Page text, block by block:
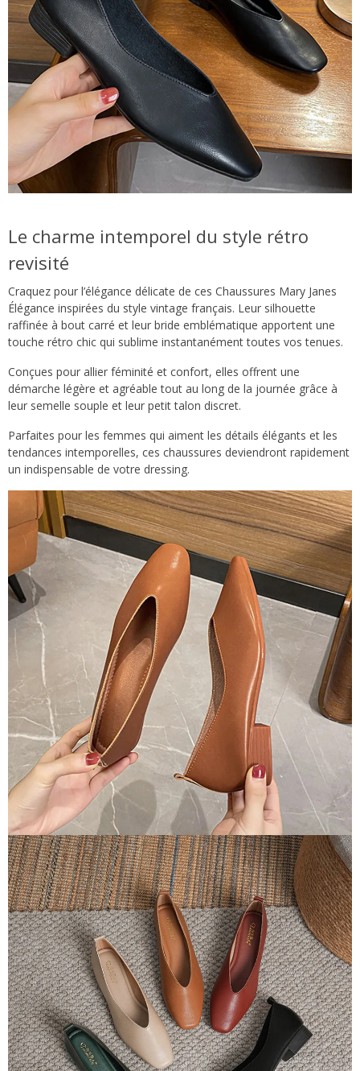
Le charme intemporel du style rétro
revisité
Craquez pour l’élégance délicate de ces Chaussures Mary Janes
Élégance inspirées du style vintage français. Leur silhouette
raffinée à bout carré et leur bride emblématique apportent une
touche rétro chic qui sublime instantanément toutes vos tenues.
Conçues pour allier féminité et confort, elles offrent une
démarche légère et agréable tout au long de la journée grâce à
leur semelle souple et leur petit talon discret.
Parfaites pour les femmes qui aiment les détails élégants et les
tendances intemporelles, ces chaussures deviendront rapidement
un indispensable de votre dressing.